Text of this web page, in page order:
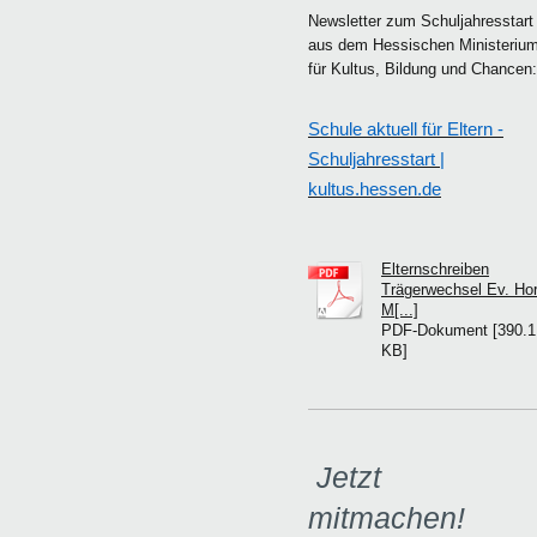
Newsletter zum Schuljahresstart
aus dem Hessischen Ministerium
für Kultus, Bildung und Chancen:
Schule aktuell für Eltern -
Schuljahresstart |
kultus.hessen.de
Elternschreiben
Trägerwechsel Ev.
M[...]
PDF-Dokument [390.1
KB]
Jetzt
mitmachen!